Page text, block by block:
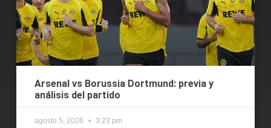
Arsenal vs Borussia Dortmund: previa y
análisis del partido
agosto 5, 2026 3:23 pm